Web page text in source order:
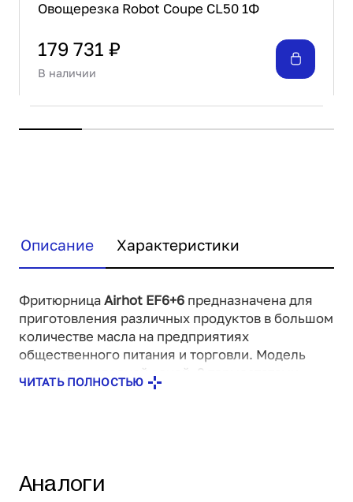
Овощерезка Robot Coupe CL50 1Ф
179 731 ₽
В наличии
Описание Характеристики
Фритюрница Airhot EF6+6предназначена для
приготовления различных продуктов в большом
количестве масла на предприятиях
общественного питания и торговли. Модель
оснащена холодной зоной, 2 термостатами,
один из которых является аварийным и
В комплект поставки входят
ЧИТАТЬ ПОЛНОСТЬЮ
Аналоги